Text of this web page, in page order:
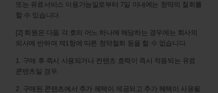
또는 유료서비스 이용가능일로부터 7일 이내에는 청약의 철회를
할 수 있습니다.
[2] 회원은 다음 각 호의 어느 하나에 해당하는 경우에는 회사의
의사에 반하여 제1항에 따른 청약철회 등을 할 수 없습니다.
1. 구매 후 즉시 사용되거나 컨텐츠 효력이 즉시 적용되는 유료
콘텐츠일 경우
2. 구매된 콘텐츠에서 추가 혜택이 제공되고 추가 혜택이 사용될